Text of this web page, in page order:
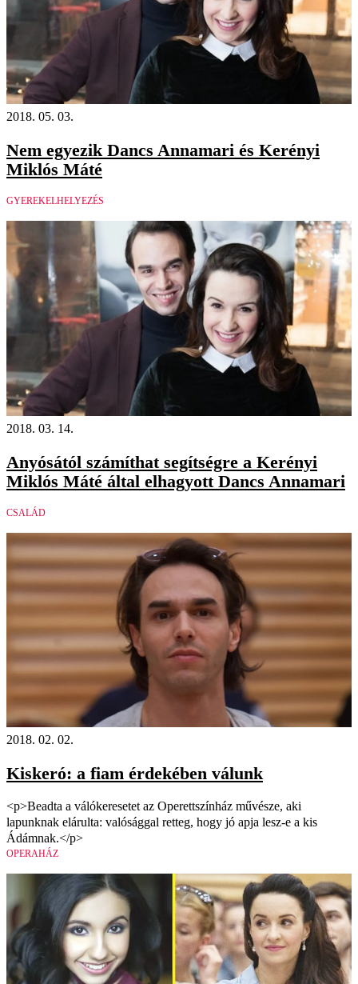
2018. 05. 03.
Nem egyezik Dancs Annamari és Kerényi
Miklós Máté
GYEREKELHELYEZÉS
2018. 03. 14.
Anyósától számíthat segítségre a Kerényi
Miklós Máté által elhagyott Dancs Annamari
CSALÁD
2018. 02. 02.
Kiskeró: a fiam érdekében válunk
<p>Beadta a válókeresetet az Operettszínház művésze, aki
lapunknak elárulta: valósággal retteg, hogy jó apja lesz-e a kis
Ádámnak.</p>
OPERAHÁZ